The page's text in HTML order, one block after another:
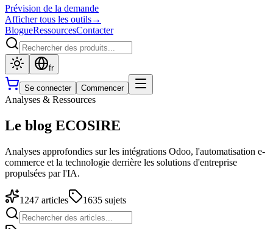
Prévision de la demande
Afficher tous les outils→
BlogueRessourcesContacter
fr
Se connecter Commencer
Analyses & Ressources
Le blog ECOSIRE
Analyses approfondies sur les intégrations Odoo, l'automatisation e-
commerce et la technologie derrière les solutions d'entreprise
propulsées par l'IA.
1247 articles 1635 sujets